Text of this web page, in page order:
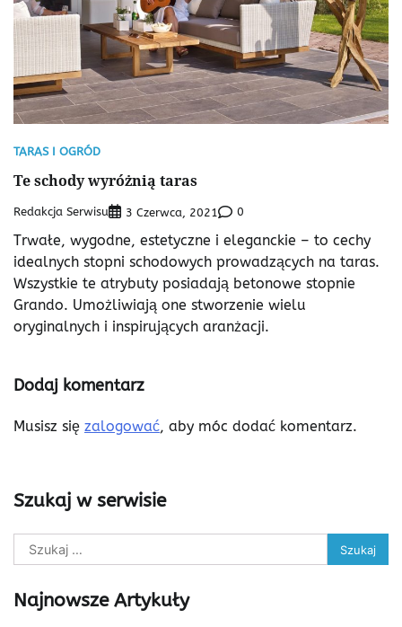
TARAS I OGRÓD
Te schody wyróżnią taras
Redakcja Serwisu 3 Czerwca, 2021 0
Trwałe, wygodne, estetyczne i eleganckie – to cechy
idealnych stopni schodowych prowadzących na taras.
Wszystkie te atrybuty posiadają betonowe stopnie
Grando. Umożliwiają one stworzenie wielu
oryginalnych i inspirujących aranżacji.
Dodaj komentarz
Musisz się zalogować, aby móc dodać komentarz.
Szukaj w serwisie
Szukaj:
Najnowsze Artykuły